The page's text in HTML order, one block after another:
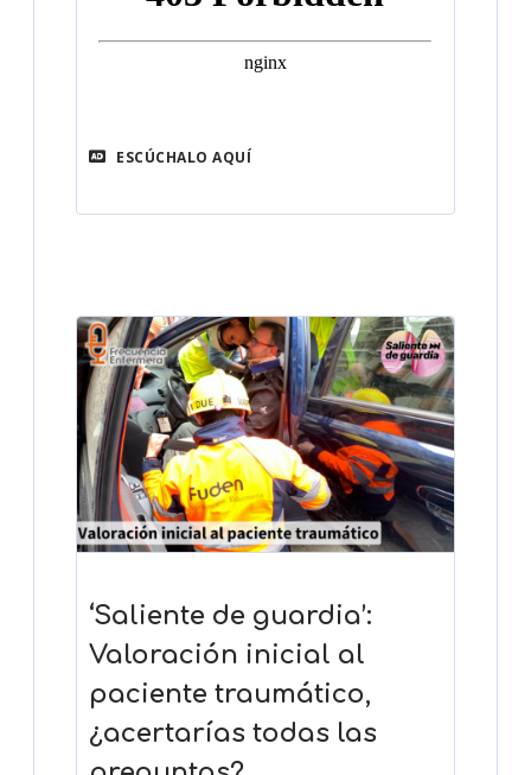
ESCÚCHALO AQUÍ
‘Saliente de guardia’:
Valoración inicial al
paciente traumático,
¿acertarías todas las